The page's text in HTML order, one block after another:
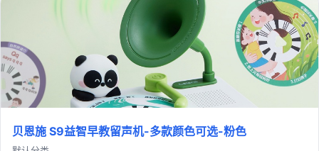
贝恩施 S9益智早教留声机-多款颜色可选-粉色